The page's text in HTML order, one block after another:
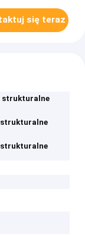
się teraz
strukturalne